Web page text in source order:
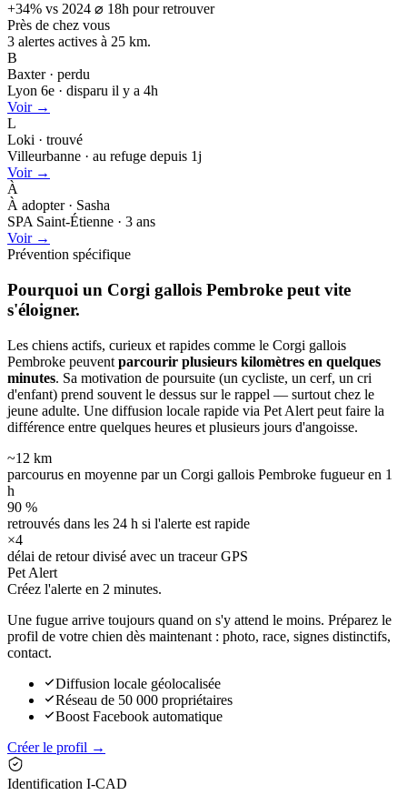
+34% vs 2024 ⌀ 18h pour retrouver
Près de chez vous
3 alertes actives à 25 km.
B
Baxter · perdu
Lyon 6e · disparu il y a 4h
Voir →
L
Loki · trouvé
Villeurbanne · au refuge depuis 1j
Voir →
À
À adopter · Sasha
SPA Saint-Étienne · 3 ans
Voir →
Prévention spécifique
Pourquoi un Corgi gallois Pembroke peut vite
s'éloigner.
Les chiens actifs, curieux et rapides comme le Corgi gallois
Pembroke peuvent parcourir plusieurs kilomètres en quelques
minutes. Sa motivation de poursuite (un cycliste, un cerf, un cri
d'enfant) prend souvent le dessus sur le rappel — surtout chez le
jeune adulte. Une diffusion locale rapide via Pet Alert peut faire la
différence entre quelques heures et plusieurs jours d'angoisse.
~12 km
parcourus en moyenne par un Corgi gallois Pembroke fugueur en 1
h
90 %
retrouvés dans les 24 h si l'alerte est rapide
×4
délai de retour divisé avec un traceur GPS
Pet Alert
Créez l'alerte en 2 minutes.
Une fugue arrive toujours quand on s'y attend le moins. Préparez le
profil de votre chien dès maintenant : photo, race, signes distinctifs,
contact.
Diffusion locale géolocalisée
Réseau de 50 000 propriétaires
Boost Facebook automatique
Créer le profil →
Identification I-CAD